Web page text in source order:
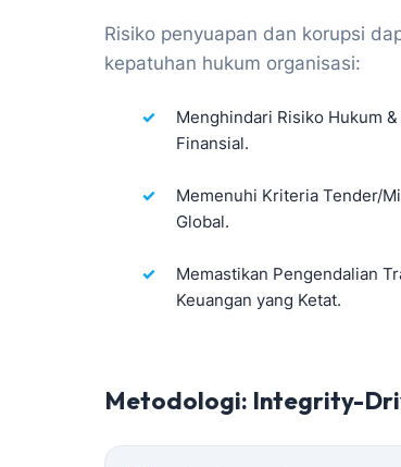
Risiko penyuapan dan korupsi
kepatuhan hukum organisasi:
Menghindari Risiko Hukum
Finansial.
Memenuhi Kriteria Tender/
Global.
Memastikan Pengendalian
Keuangan yang Ketat.
Metodologi: Integrity-